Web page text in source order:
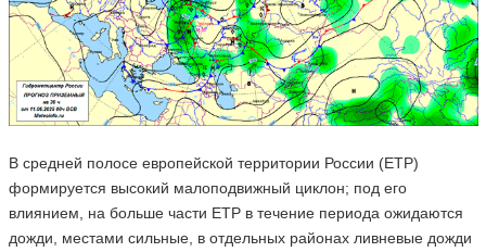
В средней полосе европейской территории России (ЕТР)
формируется высокий малоподвижный циклон; под его
влиянием, на больше части ЕТР в течение периода ожидаются
дожди, местами сильные, в отдельных районах ливневые дожди